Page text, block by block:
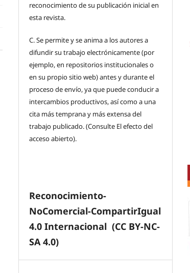
reconocimiento de su publicación inicial en
esta revista.
C.Se permite y se anima a los autores a
difundir su trabajo electrónicamente (por
ejemplo, en repositorios institucionales o
en su propio sitio web) antes y durante el
proceso de envío, ya que puede conducir a
intercambios productivos, así como a una
cita más temprana y más extensa del
trabajo publicado. (Consulte El efecto del
acceso abierto).
Reconocimiento-
NoComercial-CompartirIgual
4.0 Internacional (CC BY-NC-
SA 4.0)